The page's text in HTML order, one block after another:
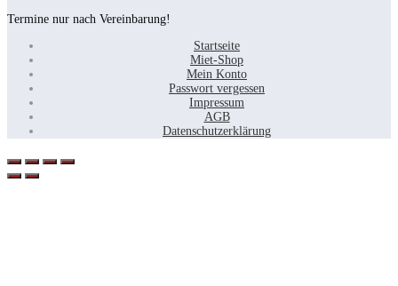
Termine nur nach Vereinbarung!
Startseite
Miet-Shop
Mein Konto
Passwort vergessen
Impressum
AGB
Datenschutzerklärung